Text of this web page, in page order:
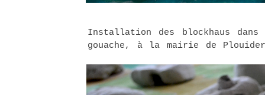
Installation des blockhaus
gouache, à la mairie de